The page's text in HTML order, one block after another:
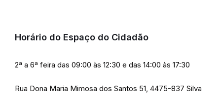
Horário do Espaço do Cidadão
2ª a 6ª feira das 09:00 às 12:30 e das 14:00 às 17:30
Rua Dona Maria Mimosa dos Santos 51, 4475-837 Silva